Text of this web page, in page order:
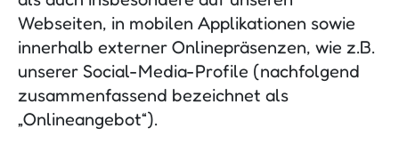
Webseiten, in mobilen Applikationen sowie
innerhalb externer Onlinepräsenzen, wie z.B.
unserer Social-Media-Profile (nachfolgend
zusammenfassend bezeichnet als
„Onlineangebot“).